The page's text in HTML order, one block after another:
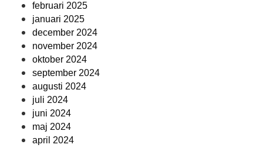
februari 2025
januari 2025
december 2024
november 2024
oktober 2024
september 2024
augusti 2024
juli 2024
juni 2024
maj 2024
april 2024